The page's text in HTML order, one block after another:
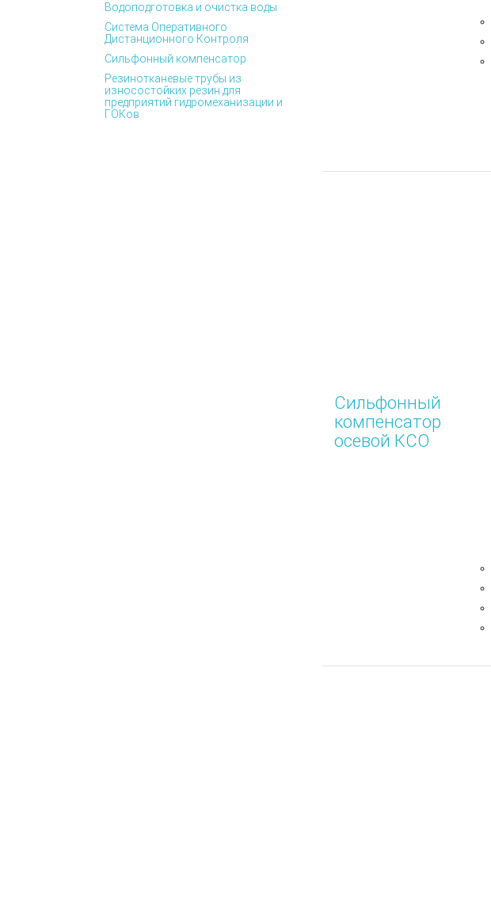
Сильфонный
компенсатор
осевой КСО
Водоподготовка и очистка воды
Система Оперативного
Дистанционного Контроля
Сильфонный компенсатор
Резинотканевые трубы из
износостойких резин для
предприятий гидромеханизации и
ГОКов